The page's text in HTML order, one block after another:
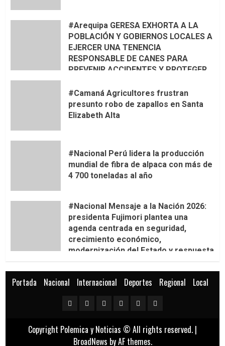
#Arequipa GERESA EXHORTA A LA
POBLACIÓN Y GOBIERNOS LOCALES A
EJERCER UNA TENENCIA
RESPONSABLE DE CANES PARA
PREVENIR ACCIDENTES Y PROTEGER
#Camaná Agricultores frustran
presunto robo de zapallos en Santa
Elizabeth Alta
#Nacional Perú lidera la producción
mundial de fibra de alpaca con más de
4 700 toneladas al año
#Nacional Mensaje a la Nación 2026:
presidenta Fujimori plantea una
agenda centrada en seguridad,
crecimiento económico,
modernización del Estado y respuesta
Portada Nacional Internacional Deportes Regional Local
PortadaNacionalInternacional
DeportesRegional
Local
Copyright Polemica y Noticias © All rights reserved. |
BroadNews by AF themes.